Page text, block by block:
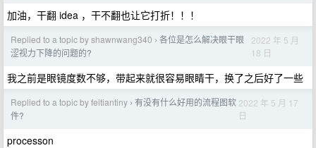
加油，干翻 idea ，干不翻也让它打折！！！
Replied to a topic by shawnwang340 › 各位是怎么解决眼干眼
涩视力下降的问题的?
2022 年 5 月
18 日
我之前是眼镜度数不够，带起来就很容易眼睛干，换了之后好了一些
Replied to a topic by feitiantiny › 有没有什么好用的流程图软
件?
2022 年 5 月 17
日
processon